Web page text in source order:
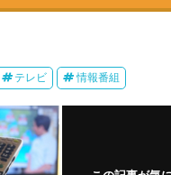
テレビ 情報番組